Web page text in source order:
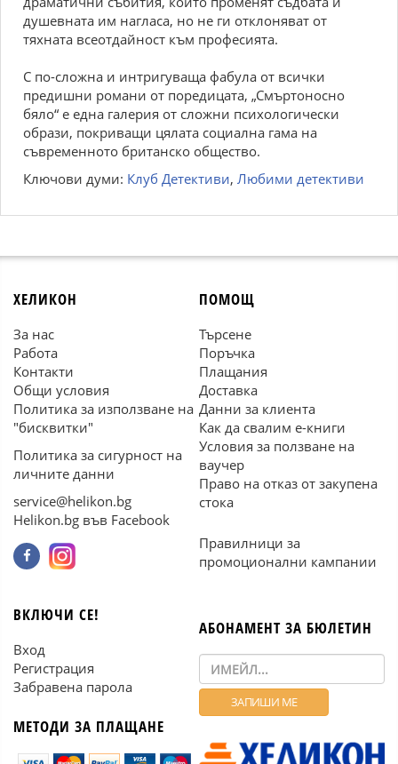
душевната им нагласа, но не ги отклоняват от
тяхната всеотдайност към професията.
С по-сложна и интригуваща фабула от всички
предишни романи от поредицата, „Смъртоносно
бяло“ е една галерия от сложни психологически
образи, покриващи цялата социална гама на
съвременното британско общество.
Ключови думи: Клуб Детективи, Любими детективи
ХЕЛИКОН
За нас
Работа
Контакти
Общи условия
Политика за използване на
"бисквитки"
Политика за сигурност на
личните данни
service@helikon.bg
Helikon.bg във Facebook
ПОМОЩ
Търсене
Поръчка
Плащания
Доставка
Данни за клиента
Как да свалим е-книги
Условия за ползване на
ваучер
Право на отказ от закупена
стока
Правилници за
промоционални кампании
ВКЛЮЧИ СЕ!
Вход
Регистрация
Забравена парола
МЕТОДИ ЗА ПЛАЩАНЕ
АБОНАМЕНТ ЗА БЮЛЕТИН